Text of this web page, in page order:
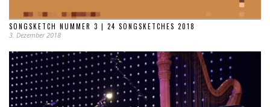
SONGSKETCH NUMMER 3 | 24 SONGSKETCHES 2018
3. Dezember 2018